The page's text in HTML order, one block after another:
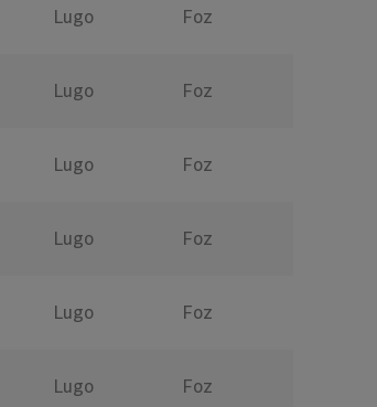
Lugo Foz
Lugo Foz
Lugo Foz
Lugo Foz
Lugo Foz
Lugo Foz